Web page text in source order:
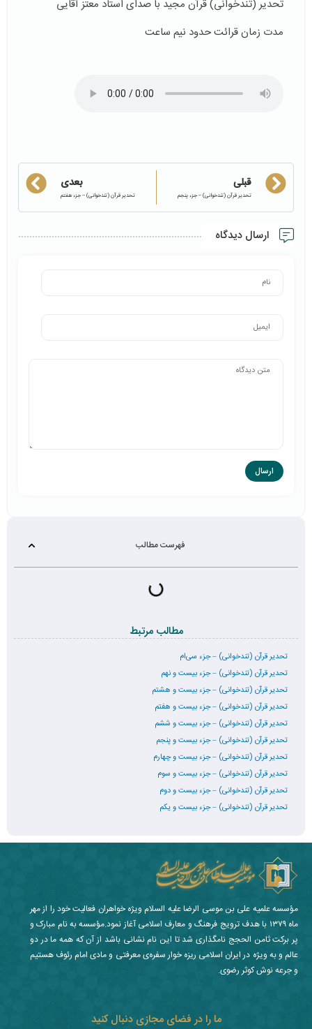
تحدیر (تندخوانی) قرآن مجید با صدای استاد معتز آقایی
مدت زمان قرائت حدود نیم ساعت
قبلی
تحدیر قرآن (تندخوانی) – جزء پنجم
بعدی
تحدیر قرآن (تندخوانی) – جزء هفتم
ارسال دیدگاه
فهرست مطالب
مطالب مرتبط
تحدیر قرآن (تندخوانی) – جزء سی‌ام
تحدیر قرآن (تندخوانی) – جزء بیست و نهم
تحدیر قرآن (تندخوانی) – جزء بیست و هشتم
تحدیر قرآن (تندخوانی) – جزء بیست و هفتم
تحدیر قرآن (تندخوانی) – جزء بیست و ششم
تحدیر قرآن (تندخوانی) – جزء بیست و پنجم
تحدیر قرآن (تندخوانی) – جزء بیست و چهارم
تحدیر قرآن (تندخوانی) – جزء بیست و سوم
تحدیر قرآن (تندخوانی) – جزء بیست و دوم
تحدیر قرآن (تندخوانی) – جزء بیست و یکم
ما را در فضای مجازی دنبال کنید
مؤسسه علمیه علی بن موسی الرضا علیه السلام ویژه خواهران فعالیت خود را از مهر
ماه ۱۳۷۹ با هدف ترویج فرهنگ و معارف اسلامی آغاز نمود.مؤسسه به نام مبارک و
پر برکت ثامن الحجج نامگذاری شد تا این نام نشانی باشد از آن که همه ما در دو
عالم و به ویژه در ایران اسلامی ریزه خوار سفره‌ی معرفتی و مادی امام رئوف هستیم
و جرعه نوش کوثر رضوی.